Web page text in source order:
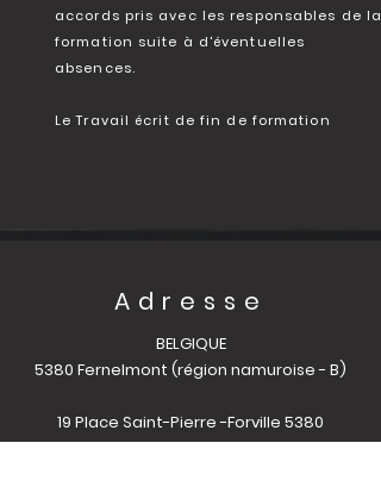
accords pris avec les responsables de la
formation suite à d'éventuelles
absences.
Le Travail écrit de fin de formation
Adresse
BELGIQUE
5380 Fernelmont (région namuroise - B)
19 Place Saint-Pierre -Forville 5380